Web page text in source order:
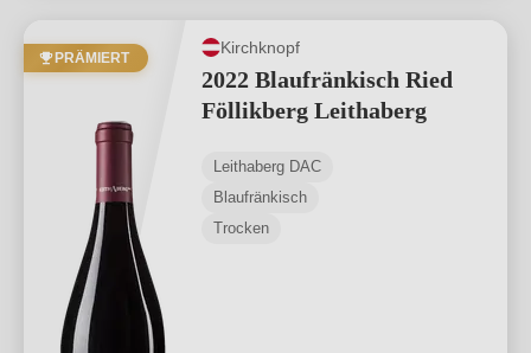
PRÄMIERT
Kirchknopf
2022 Blaufränkisch Ried
Föllikberg Leithaberg
Leithaberg DAC
Blaufränkisch
Trocken